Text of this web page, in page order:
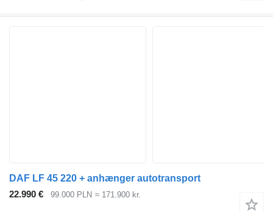
DAF LF 45 220 + anhænger autotransport
22.990 €
99.000 PLN ≈ 171.900 kr.